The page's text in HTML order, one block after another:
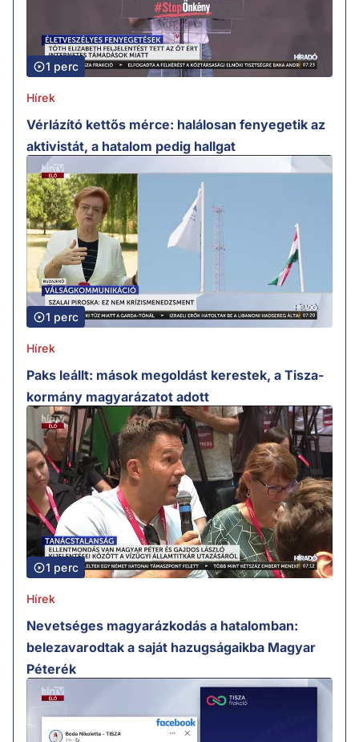
1 perc
Hírek
Vérlázító kettős mérce: halálosan fenyegetik az
aktivistát, a hatalom pedig hallgat
1 perc
Hírek
Paks leállt: mások megoldást kerestek, a Tisza-
kormány magyarázatot adott
1 perc
Hírek
Nevetséges magyarázkodás a hatalomban:
belezavarodtak a saját hazugságaikba Magyar
Péterék